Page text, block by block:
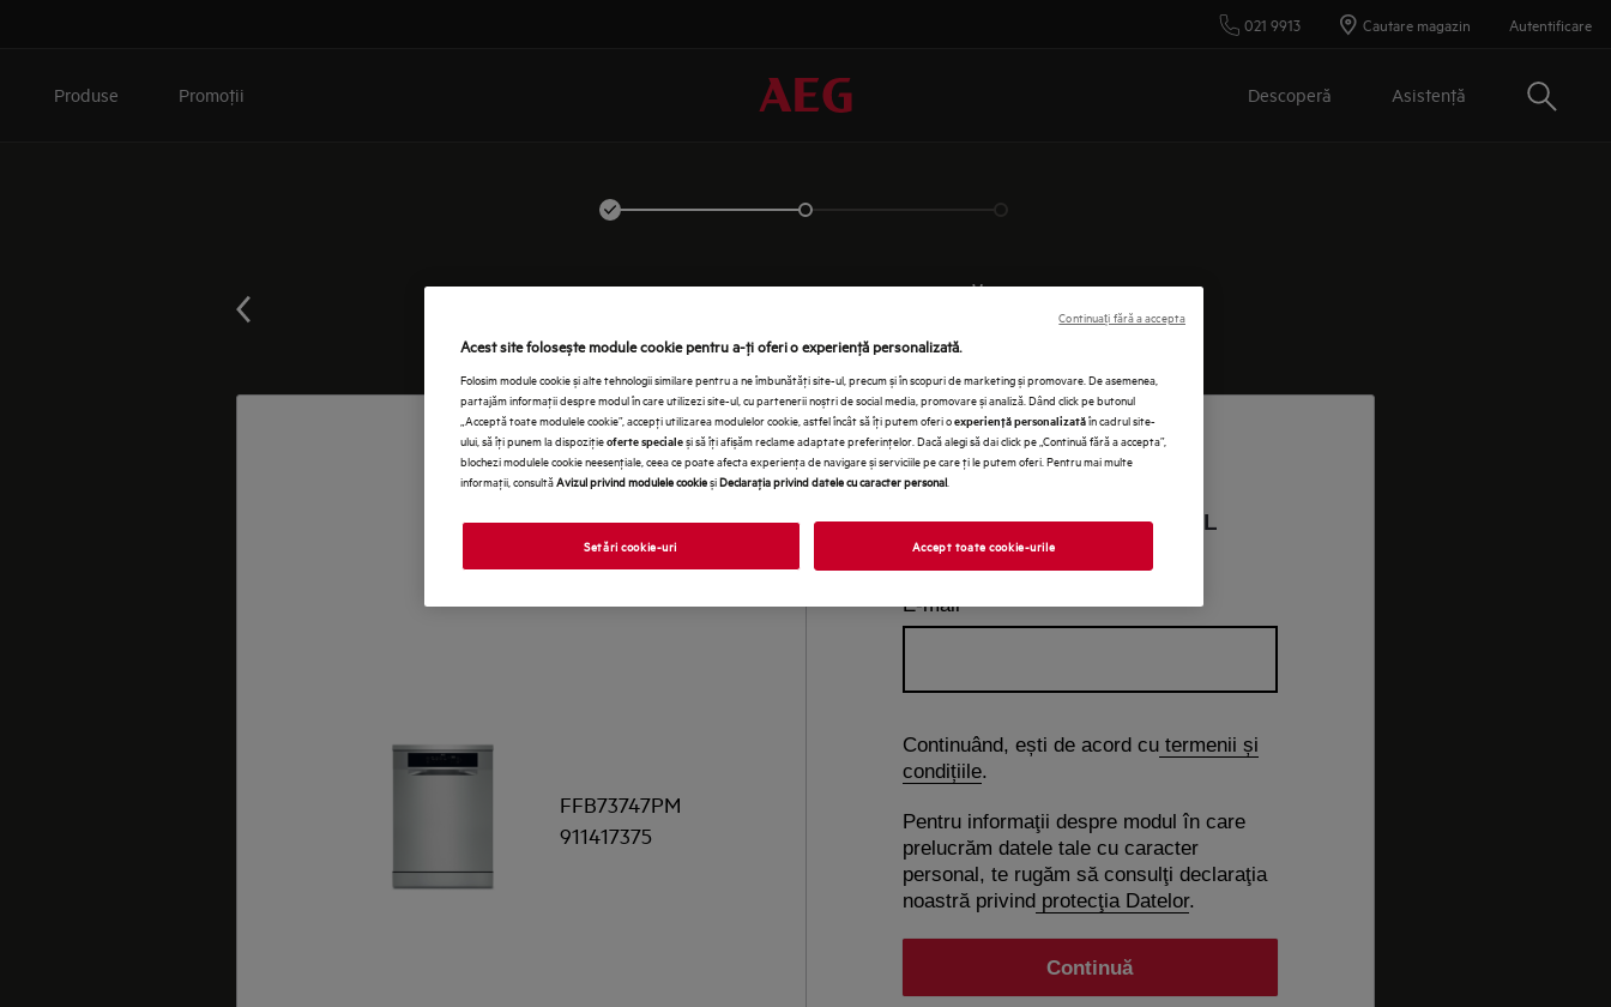
021 9913 Cautare magazin Autentificare
Produse Promoţii Descoperă Asistenţă Cautare
FFB73747PM
911417375
INTRODU E-MAIL
E-mail
Continuând, ești de acord cutermenii și
condițiile.
Pentru informaţii despre modul în care
prelucrăm datele tale cu caracter
personal, te rugăm să consulţi declaraţia
noastră privindprotecţia Datelor.
Acest site folosește module cookie pentru a-ţi oferi o experienţă personalizată.
Folosim module cookie și alte tehnologii similare pentru a ne îmbunătăţi site-ul, precum și în scopuri de marketing și promovare. De asemenea,
partajăm informaţii despre modul în care utilizezi site-ul, cu partenerii noștri de social media, promovare și analiză. Dând click pe butonul
„Acceptă toate modulele cookie”, accepţi utilizarea modulelor cookie, astfel încât să îţi putem oferi oexperienţă personalizatăîn cadrul site-
ului, să îţi punem la dispoziţieoferte specialeși să îţi afișăm reclame adaptate preferinţelor. Dacă alegi să dai click pe „Continuă fără a accepta”,
blochezi modulele cookie neesenţiale, ceea ce poate afecta experienţa de navigare și serviciile pe care ţi le putem oferi. Pentru mai multe
informaţii, consultăAvizul privind modulele cookieșiDeclaraţia privind datele cu caracter personal
Setări cookie-uri Accept toate cookie-urile
Continuați fără a accepta